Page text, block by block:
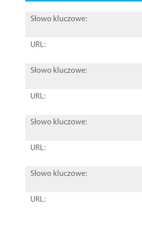
Słowo kluczowe:
URL:
Słowo kluczowe:
URL:
Słowo kluczowe:
URL:
Słowo kluczowe:
URL: